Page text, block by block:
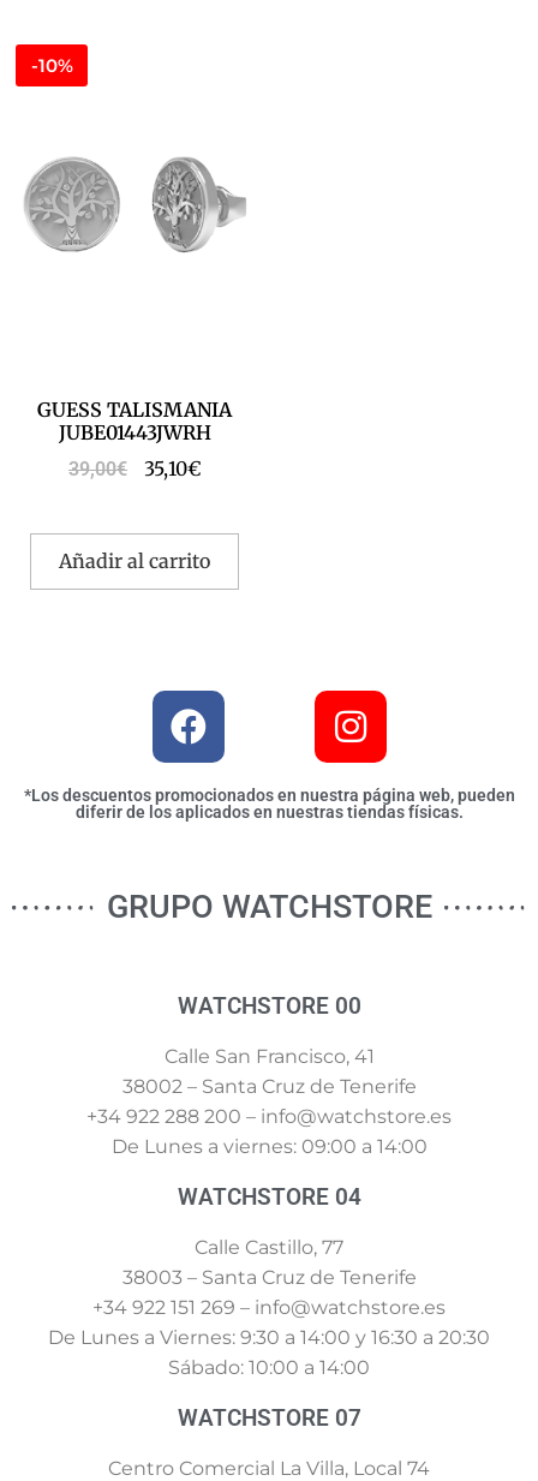
-10%
GUESS TALISMANIA
JUBE01443JWRH
39,00€ 35,10€
Añadir al carrito
*Los descuentos promocionados en nuestra página web, pueden
diferir de los aplicados en nuestras tiendas físicas.
GRUPO WATCHSTORE
WATCHSTORE 00
Calle San Francisco, 41
38002 – Santa Cruz de Tenerife
+34 922 288 200 – info@watchstore.es
De Lunes a viernes: 09:00 a 14:00
WATCHSTORE 04
Calle Castillo, 77
38003 – Santa Cruz de Tenerife
+34 922 151 269 – info@watchstore.es
De Lunes a Viernes: 9:30 a 14:00 y 16:30 a 20:30
Sábado: 10:00 a 14:00
WATCHSTORE 07
Centro Comercial La Villa, Local 74